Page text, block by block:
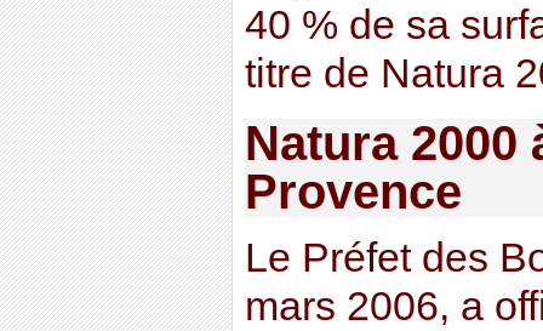
40 % de sa
titre de Natura
Natura 2000
Provence
Le Préfet des
mars 2006, a